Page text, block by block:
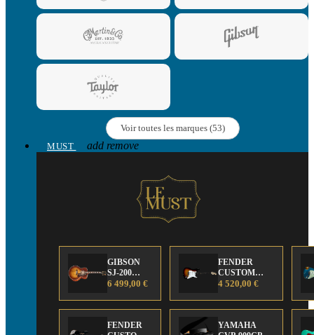
Voir toutes les marques (53)
MUST
add remove
GIBSON
SJ-200
Anniversary
Edition
6 499,00 €
FENDER
CUSTOM
SHOP Strat 63'
4 520,00 €
FENDER
YAMAHA